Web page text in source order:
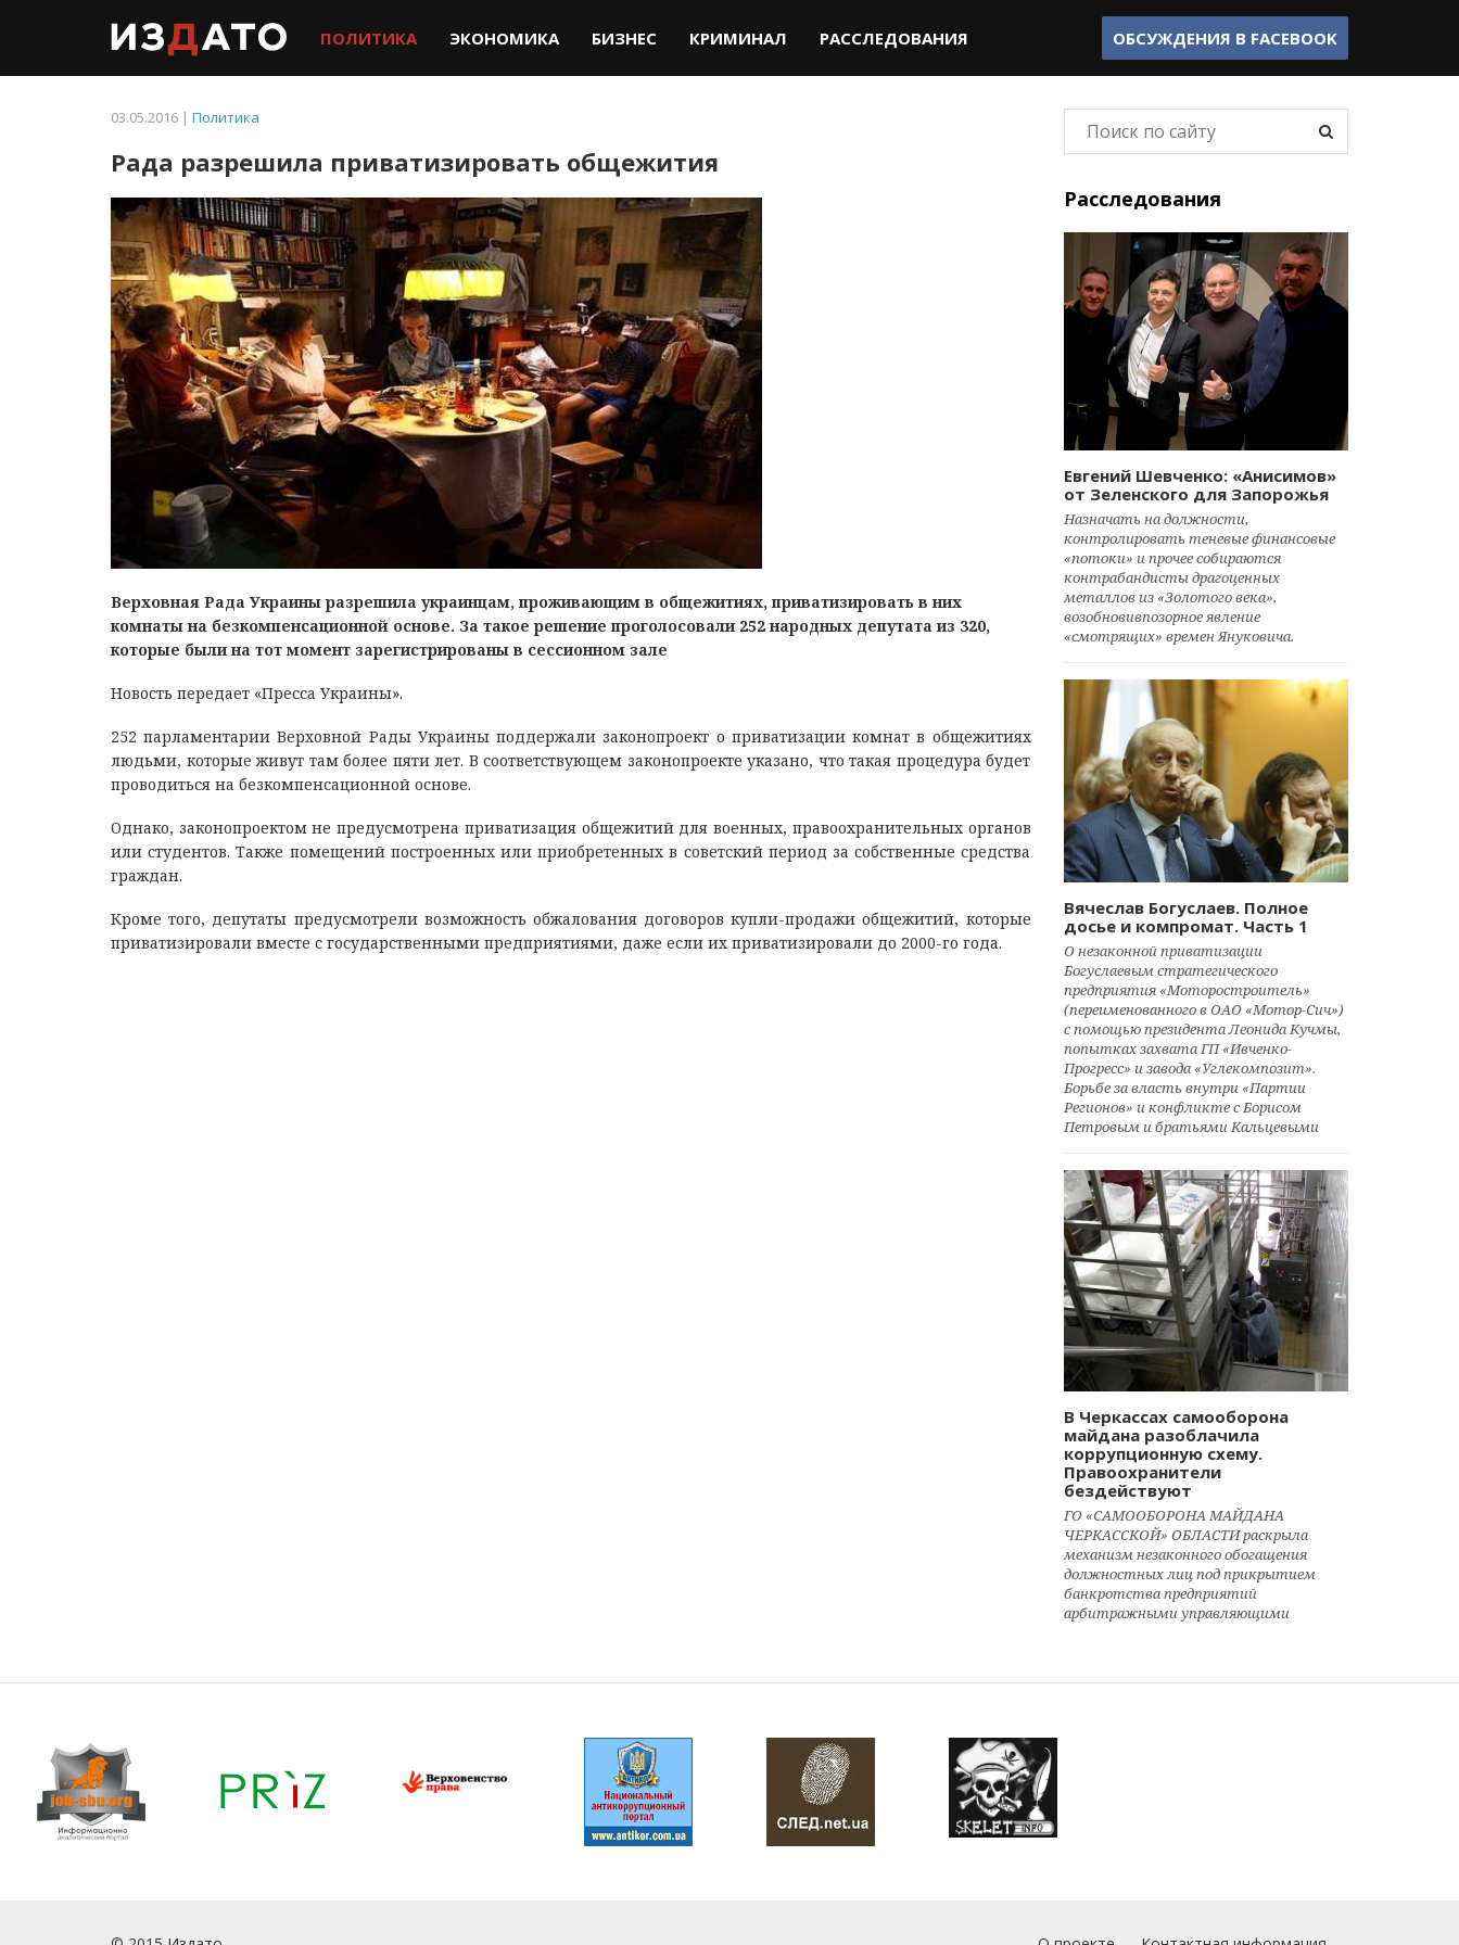
ПОЛИТИКА ЭКОНОМИКА БИЗНЕС КРИМИНАЛ РАССЛЕДОВАНИЯ ОБСУЖДЕНИЯ В FACEBOOK
03.05.2016 | Политика
Рада разрешила приватизировать общежития
Верховная Рада Украины разрешила украинцам, проживающим в общежитиях, приватизировать в них
комнаты на безкомпенсационной основе. За такое решение проголосовали 252 народных депутата из 320,
которые были на тот момент зарегистрированы в сессионном зале
Новость передает «Пресса Украины».
252 парламентарии Верховной Рады Украины поддержали законопроект о приватизации комнат в общежитиях
людьми, которые живут там более пяти лет. В соответствующем законопроекте указано, что такая процедура будет
проводиться на безкомпенсационной основе.
Однако, законопроектом не предусмотрена приватизация общежитий для военных, правоохранительных органов
или студентов. Также помещений построенных или приобретенных в советский период за собственные средства
граждан.
Кроме того, депутаты предусмотрели возможность обжалования договоров купли-продажи общежитий, которые
приватизировали вместе с государственными предприятиями, даже если их приватизировали до 2000-го года.
Расследования
Евгений Шевченко: «Анисимов»
от Зеленского для Запорожья
Назначать на должности,
контролировать теневые финансовые
«потоки» и прочее собираются
контрабандисты драгоценных
металлов из «Золотого века»,
возобновивпозорное явление
«смотрящих» времен Януковича.
Вячеслав Богуслаев. Полное
досье и компромат. Часть 1
О незаконной приватизации
Богуслаевым стратегического
предприятия «Моторостроитель»
(переименованного в ОАО «Мотор-Сич»)
с помощью президента Леонида Кучмы,
попытках захвата ГП «Ивченко-
Прогресс» и завода «Углекомпозит».
Борьбе за власть внутри «Партии
Регионов» и конфликте с Борисом
Петровым и братьями Кальцевыми
В Черкассах самооборона
майдана разоблачила
коррупционную схему.
Правоохранители
бездействуют
ГО «САМООБОРОНА МАЙДАНА
ЧЕРКАССКОЙ» ОБЛАСТИ раскрыла
механизм незаконного обогащения
должностных лиц под прикрытием
банкротства предприятий
арбитражными управляющими